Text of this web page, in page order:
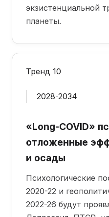
экзистенциальной
планеты.
Тренд 10
2028-2034
«Long-COVID»
отложенные
и осады
Психологические
2020-22 и
2022-26 будут